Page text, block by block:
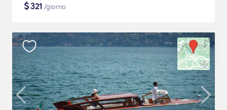
$321 /giorno